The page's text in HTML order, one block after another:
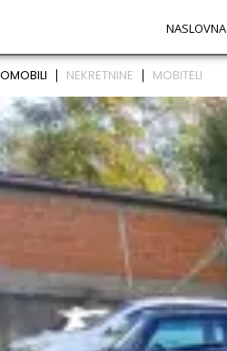
NASLOVNA